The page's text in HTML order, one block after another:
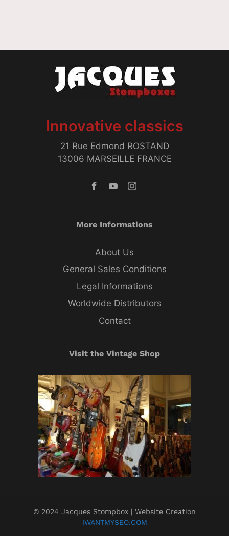
Innovative classics
21 Rue Edmond ROSTAND
13006 MARSEILLE FRANCE
More Informations
About Us
General Sales Conditions
Legal Informations
Worldwide Distributors
Contact
Visit the Vintage Shop
© 2024 Jacques Stompbox | Website Creation
IWANTMYSEO.COM